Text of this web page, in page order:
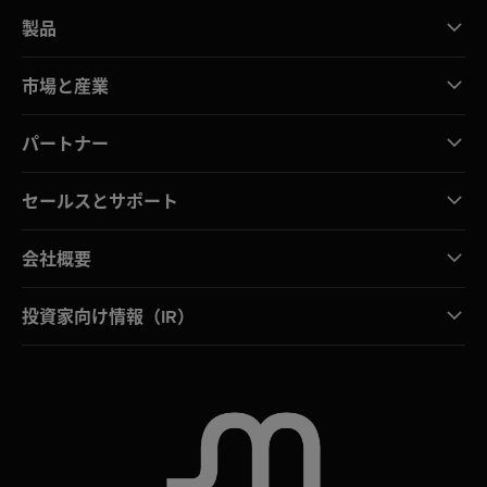
製品
市場と産業
パートナー
セールスとサポート
会社概要
投資家向け情報（IR）